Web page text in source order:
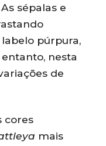
sépalas e
púrpura,
nesta
de
cores
mais